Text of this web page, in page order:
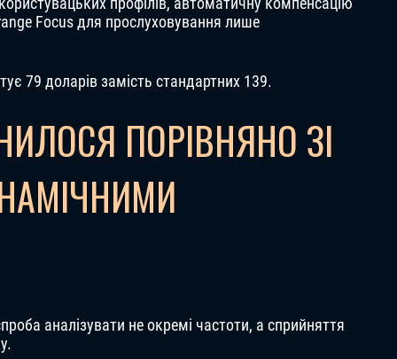
Focus для прослуховування лише
79 доларів замість стандартних 139.
ПОРІВНЯНО ЗІ
аналізувати не окремі частоти, а сприйняття